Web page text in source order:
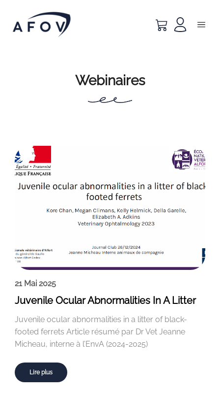
Webinaires
21 Mai 2025
Juvenile Ocular Abnormalities In A Litter
Juvenile ocular abnormalities in a litter of black-
footed ferrets Article résumé par Dr Vet Jeanne
Micheau, interne à l’EnvA (2024-2025)
Lire plus